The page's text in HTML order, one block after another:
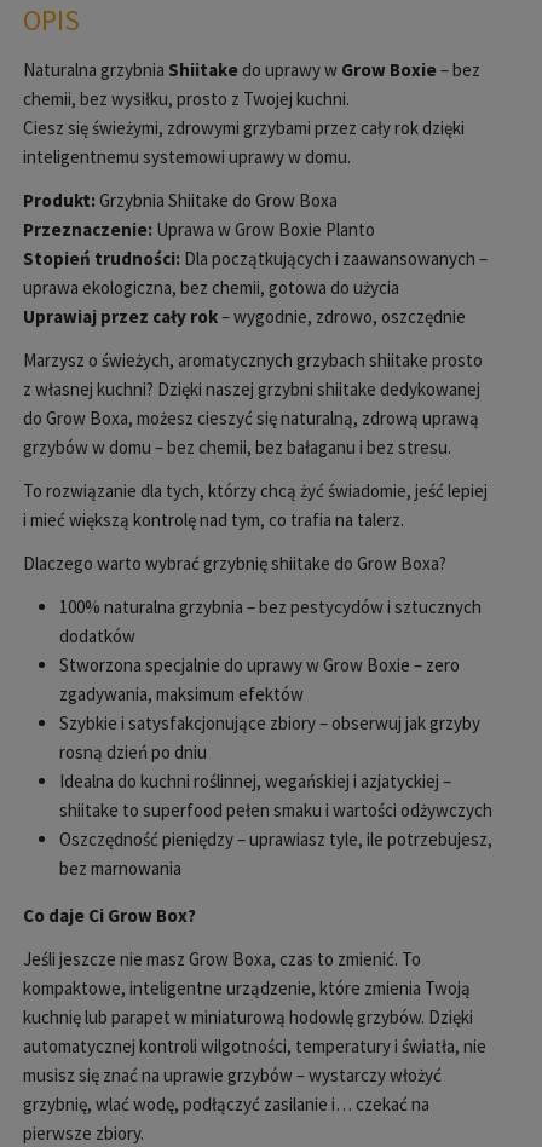
OPIS
Naturalna grzybnia Shiitakedo uprawy w Grow Boxie– bez
chemii, bez wysiłku, prosto z Twojej kuchni.
Ciesz się świeżymi, zdrowymi grzybami przez cały rok dzięki
inteligentnemu systemowi uprawy w domu.
Produkt:Grzybnia Shiitake do Grow Boxa
Przeznaczenie:Uprawa w Grow Boxie Planto
Stopień trudności:Dla początkujących i zaawansowanych –
uprawa ekologiczna, bez chemii, gotowa do użycia
Uprawiaj przez cały rok– wygodnie, zdrowo, oszczędnie
Marzysz o świeżych, aromatycznych grzybach shiitake prosto
z własnej kuchni? Dzięki naszej grzybni shiitake dedykowanej
do Grow Boxa, możesz cieszyć się naturalną, zdrową uprawą
grzybów w domu – bez chemii, bez bałaganu i bez stresu.
To rozwiązanie dla tych, którzy chcą żyć świadomie, jeść lepiej
i mieć większą kontrolę nad tym, co trafia na talerz.
Dlaczego warto wybrać grzybnię shiitake do Grow Boxa?
100% naturalna grzybnia – bez pestycydów i sztucznych
dodatków
Stworzona specjalnie do uprawy w Grow Boxie – zero
zgadywania, maksimum efektów
Szybkie i satysfakcjonujące zbiory – obserwuj jak grzyby
rosną dzień po dniu
Idealna do kuchni roślinnej, wegańskiej i azjatyckiej –
shiitake to superfood pełen smaku i wartości odżywczych
Oszczędność pieniędzy – uprawiasz tyle, ile potrzebujesz,
bez marnowania
Co daje Ci Grow Box?
Jeśli jeszcze nie masz Grow Boxa, czas to zmienić. To
kompaktowe, inteligentne urządzenie, które zmienia Twoją
kuchnię lub parapet w miniaturową hodowlę grzybów. Dzięki
automatycznej kontroli wilgotności, temperatury i światła, nie
musisz się znać na uprawie grzybów – wystarczy włożyć
grzybnię, wlać wodę, podłączyć zasilanie i… czekać na
pierwsze zbiory.